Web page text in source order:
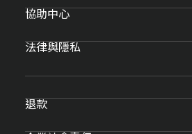
協助中心
法律與隱私
退款